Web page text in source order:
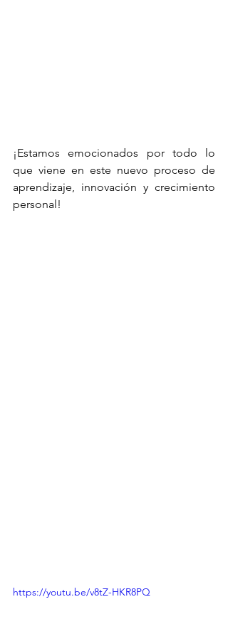
¡Estamos emocionados por todo lo
que viene en este nuevo proceso de
aprendizaje, innovación y crecimiento
personal!
https://youtu.be/v8tZ-HKR8PQ